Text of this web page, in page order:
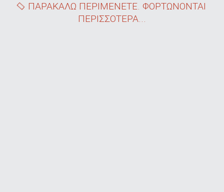
ΠΑΡΑΚΑΛΩ ΠΕΡΙΜΕΝΕΤΕ. ΦΟΡΤΩΝΟΝΤΑΙ
ΠΕΡΙΣΣΟΤΕΡΑ...